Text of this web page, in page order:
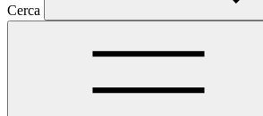
Cerca